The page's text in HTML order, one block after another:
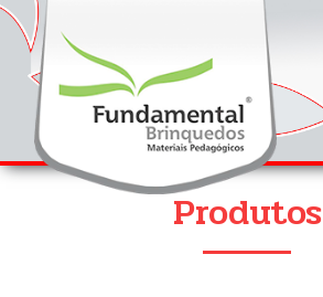
Produtos